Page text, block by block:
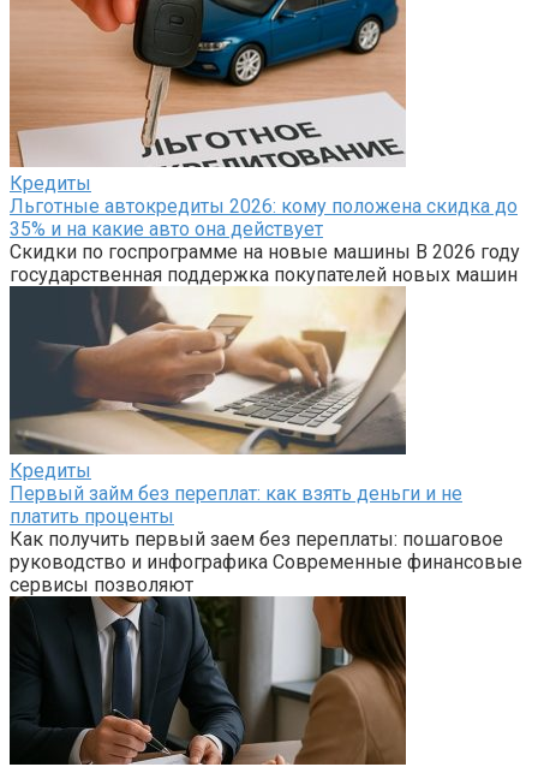
Кредиты
Льготные автокредиты 2026: кому положена скидка до
35% и на какие авто она действует
Скидки по госпрограмме на новые машины В 2026 году
государственная поддержка покупателей новых машин
Кредиты
Первый займ без переплат: как взять деньги и не
платить проценты
Как получить первый заем без переплаты: пошаговое
руководство и инфографика Современные финансовые
сервисы позволяют